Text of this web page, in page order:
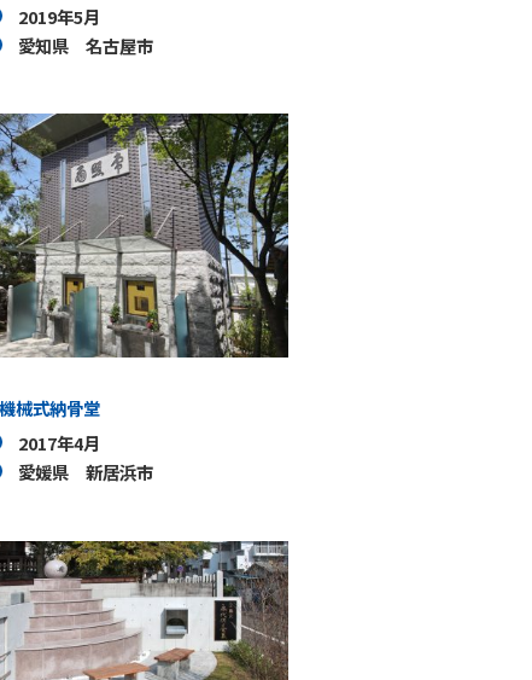
2019年5月
愛知県 名古屋市
械式納骨堂
2017年4月
愛媛県 新居浜市